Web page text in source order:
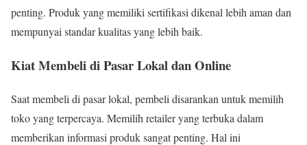
penting. Produk yang memiliki sertifikasi dikenal lebih aman dan
mempunyai standar kualitas yang lebih baik.
Kiat Membeli di Pasar Lokal dan Online
Saat membeli di pasar lokal, pembeli disarankan untuk memilih
toko yang terpercaya. Memilih retailer yang terbuka dalam
memberikan informasi produk sangat penting. Hal ini